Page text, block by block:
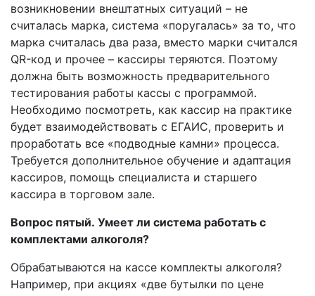
возникновении внештатных ситуаций – не
считалась марка, система «поругалась» за то, что
марка считалась два раза, вместо марки считался
QR-код и прочее – кассиры теряются. Поэтому
должна быть возможность предварительного
тестирования работы кассы с программой.
Необходимо посмотреть, как кассир на практике
будет взаимодействовать с ЕГАИС, проверить и
проработать все «подводные камни» процесса.
Требуется дополнительное обучение и адаптация
кассиров, помощь специалиста и старшего
кассира в торговом зале.
Вопрос пятый. Умеет ли система работать с
комплектами алкоголя?
Обрабатываются на кассе комплекты алкоголя?
Например, при акциях «две бутылки по цене